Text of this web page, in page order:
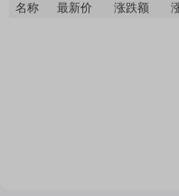
名称 最新价 涨跌额